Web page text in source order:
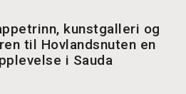
kunstgalleri og
til Hovlandsnuten en
i Sauda